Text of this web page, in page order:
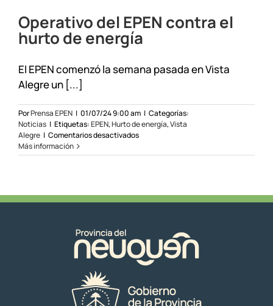
Operativo del EPEN contra el
hurto de energía
El EPEN comenzó la semana pasada en Vista
Alegre un [...]
PorPrensa EPEN | 01/07/24 9:00 am | Categorías:
Noticias | Etiquetas:EPEN,Hurto de energía,Vista
Alegre | Comentarios desactivadosen
del
hurto
Más información